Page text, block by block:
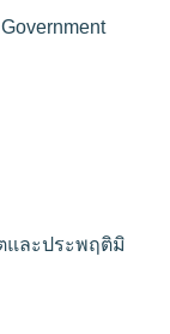
และประพฤติมิ